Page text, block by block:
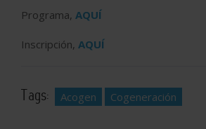
Programa, AQUÍ
Inscripción, AQUÍ
Tags: Acogen Cogeneración